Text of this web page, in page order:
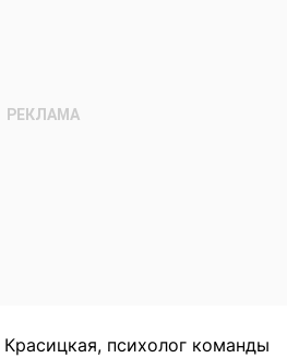
психолог команды